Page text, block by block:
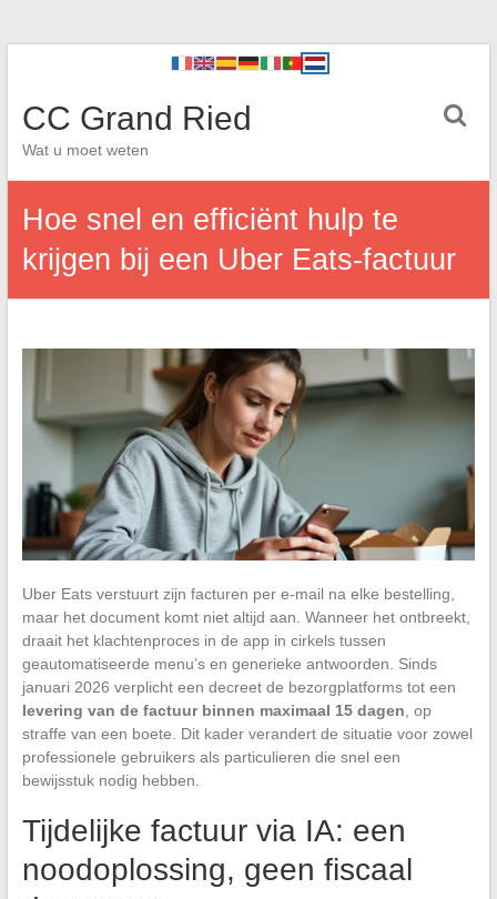
CC Grand Ried
Wat u moet weten
Hoe snel en efficiënt hulp te
krijgen bij een Uber Eats-factuur
Uber Eats verstuurt zijn facturen per e-mail na elke bestelling,
maar het document komt niet altijd aan. Wanneer het ontbreekt,
draait het klachtenproces in de app in cirkels tussen
geautomatiseerde menu’s en generieke antwoorden. Sinds
januari 2026 verplicht een decreet de bezorgplatforms tot een
levering van de factuur binnen maximaal 15 dagen , op
straffe van een boete. Dit kader verandert de situatie voor zowel
professionele gebruikers als particulieren die snel een
bewijsstuk nodig hebben.
Tijdelijke factuur via IA: een
noodoplossing, geen fiscaal